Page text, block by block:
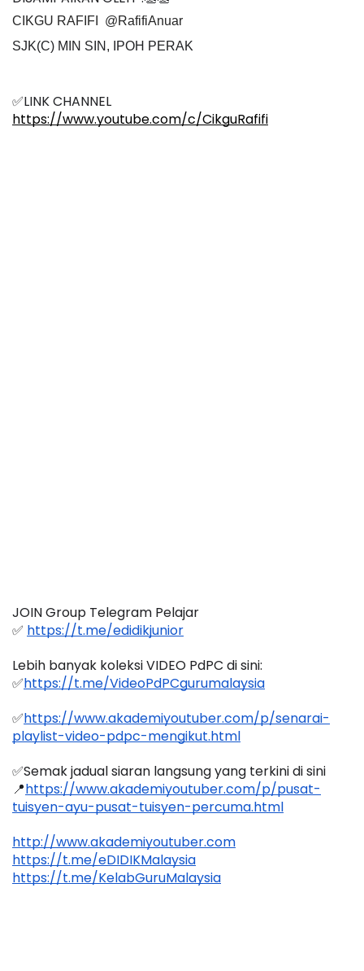
CIKGU RAFIFI  @RafifiAnuar
SJK(C) MIN SIN, IPOH PERAK
✅LINK CHANNEL
https://www.youtube.com/c/CikguRafifi
JOIN Group Telegram Pelajar
✅ https://t.me/edidikjunior
Lebih banyak koleksi VIDEO PdPC di sini:
✅https://t.me/VideoPdPCgurumalaysia
✅https://www.akademiyoutuber.com/p/senarai-
playlist-video-pdpc-mengikut.html
✅Semak jadual siaran langsung yang terkini di sini
📍https://www.akademiyoutuber.com/p/pusat-
tuisyen-ayu-pusat-tuisyen-percuma.html
http://www.akademiyoutuber.com
https://t.me/eDIDIKMalaysia
https://t.me/KelabGuruMalaysia